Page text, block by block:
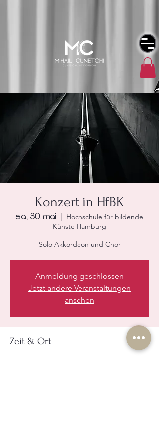
Konzert in HfBK
Sa., 30. Mai
Hochschule für bildende
Künste Hamburg
Solo Akkordeon und Chor
Anmeldung geschlossen
Jetzt andere Veranstaltungen
ansehen
Zeit & Ort
30. Mai 2026, 20:00 – 21:00